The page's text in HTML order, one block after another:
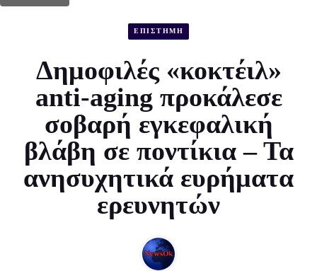
ΕΠΙΣΤΗΜΗ
Δημοφιλές «κοκτέιλ»
anti-aging προκάλεσε
σοβαρή εγκεφαλική
βλάβη σε ποντίκια – Τα
ανησυχητικά ευρήματα
ερευνητών